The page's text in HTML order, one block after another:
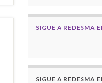
SIGUE A REDESMA
SIGUE A REDESMA